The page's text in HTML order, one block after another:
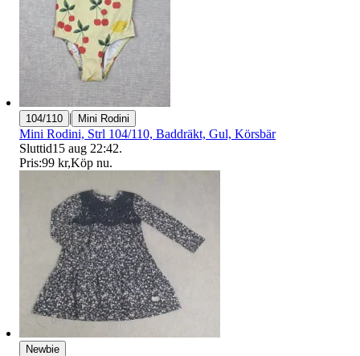
104/110 | Mini Rodini
Mini Rodini, Strl 104/110, Baddräkt, Gul, Körsbär
Sluttid15 aug 22:42.
Pris:99 kr,Köp nu.
Newbie